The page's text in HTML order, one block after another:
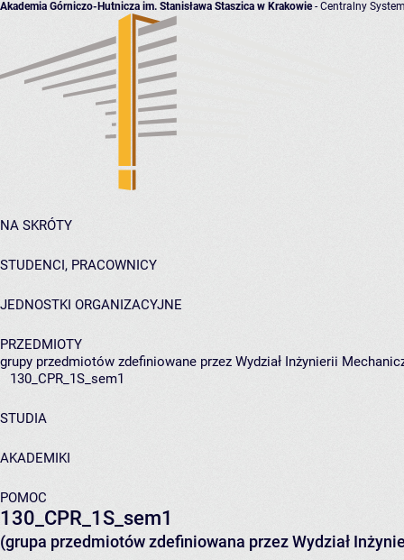
Akademia Górniczo-Hutnicza im. Stanisława Staszica w Krakowie- Centralny
NA SKRÓTY
STUDENCI, PRACOWNICY
JEDNOSTKI ORGANIZACYJNE
PRZEDMIOTY
grupy przedmiotów zdefiniowane przez Wydział Inżynierii
130_CPR_1S_sem1
STUDIA
AKADEMIKI
POMOC
130_CPR_1S_sem1
(grupa przedmiotów zdefiniowana przez Wydział